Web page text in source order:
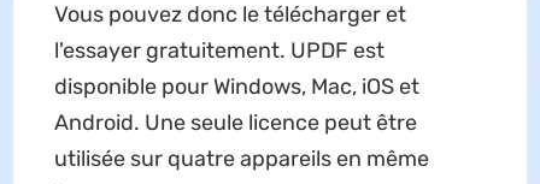
Vous pouvez donc le télécharger et
l'essayer gratuitement. UPDF est
disponible pour Windows, Mac, iOS et
Android. Une seule licence peut être
utilisée sur quatre appareils en même